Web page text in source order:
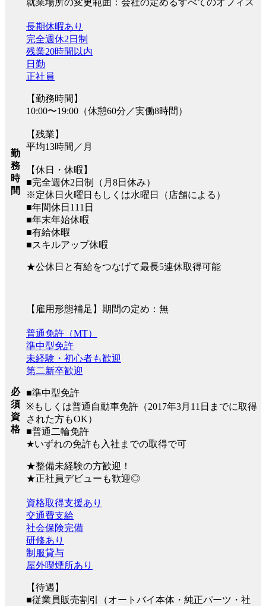
就業場所の変更範囲：会社の定めるすべてのオフィス
勤
務
時
間
長期休暇あり
完全週休2日制
残業20時間以内
日勤
正社員
【勤務時間】
10:00〜19:00（休憩60分／実働8時間）
【残業】
平均13時間／月
【休日・休暇】
■完全週休2日制（月8日休み）
※定休日火曜日もしくは水曜日（店舗による）
■年間休日111日
■年末年始休暇
■有給休暇
■スキルアップ休暇
★公休日と有給をつなげて最長5連休取得可能
【雇用形態補足】期間の定め：無
必
須
資
格
普通免許（MT）
準中型免許
未経験・初心者も歓迎
第二新卒歓迎
■準中型免許
※もしくは普通自動車免許（2017年3月11日までに取得
された方もOK）
■普通二輪免許
★いずれの免許も入社までの取得で可
★整備未経験の方歓迎！
★正社員デビューも歓迎◎
資格取得支援あり
交通費支給
社会保険完備
研修あり
制服貸与
屋外喫煙所あり
【待遇】
■従業員販売割引（オートバイ本体・純正パーツ・社